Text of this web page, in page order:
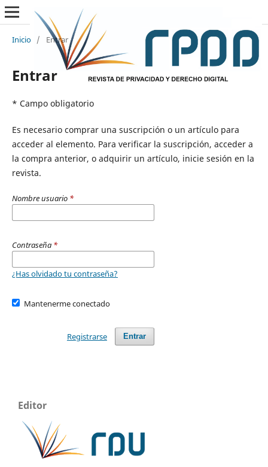
Inicio / Entrar
Entrar
* Campo obligatorio
Es necesario comprar una suscripción o un artículo para
acceder al elemento. Para verificar la suscripción, acceder a
la compra anterior, o adquirir un artículo, inicie sesión en la
revista.
Nombre usuario *
Contraseña *
¿Has olvidado tu contraseña?
Mantenerme conectado
Entrar
Registrarse
Editor